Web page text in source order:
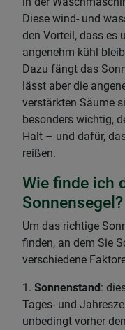
Diese wind- und
den Vorteil, dass es
angenehm kühl
Dazu fängt das
lässt aber die
verstärkten Säume
besonders wichtig,
Halt – und dafür,
reißen.
Wie finde ich
Sonnensegel?
Um das richtige
finden, an dem Sie
verschiedene
1. Sonnenstand:
Tages- und
unbedingt vorher